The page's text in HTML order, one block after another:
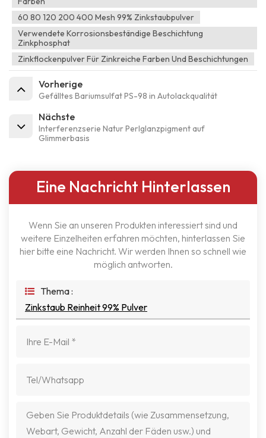
60 80 120 200 400 Mesh 99% Zinkstaubpulver
Verwendete Korrosionsbeständige Beschichtung
Zinkphosphat
Zinkflockenpulver Für Zinkreiche Farben Und Beschichtungen
Vorherige
Gefälltes Bariumsulfat PS-98 in Autolackqualität
Nächste
Interferenzserie Natur Perlglanzpigment auf
Glimmerbasis
Eine Nachricht Hinterlassen
Wenn Sie an unseren Produkten interessiert sind und
weitere Einzelheiten erfahren möchten, hinterlassen Sie
hier bitte eine Nachricht. Wir werden Ihnen so schnell wie
möglich antworten.
Thema :
Zinkstaub Reinheit 99% Pulver